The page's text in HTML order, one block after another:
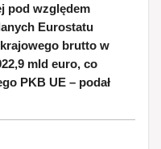
pod względem
Eurostatu
brutto w
mld euro, co
PKB UE – podał